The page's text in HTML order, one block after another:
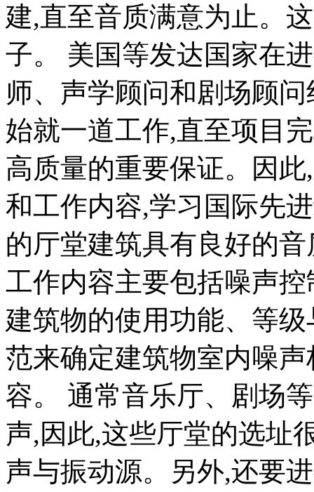
建,直至音质满意为止。
子。 美国等发达国家在
师、声学顾问和剧场顾
始就一道工作,直至项目
高质量的重要保证。因
和工作内容,学习国际先
的厅堂建筑具有良好的
工作内容主要包括噪声
建筑物的使用功能、等
范来确定建筑物室内噪
容。 通常音乐厅、剧场
声,因此,这些厅堂的选址
声与振动源。另外,还要